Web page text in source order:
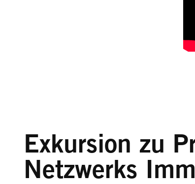
Exkursion zu
Netzwerks